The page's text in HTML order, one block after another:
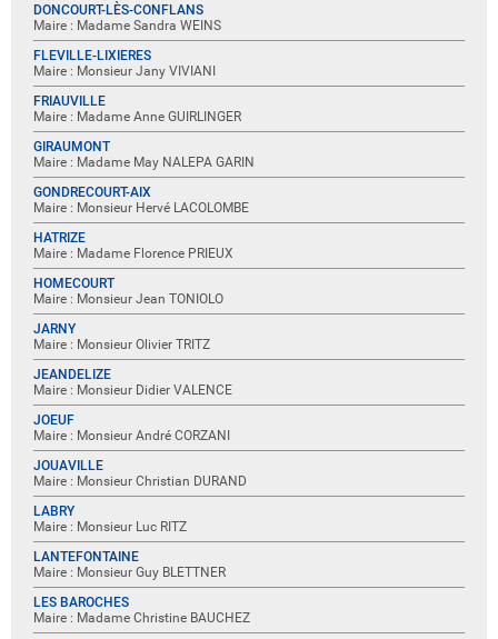
DONCOURT-LÈS-CONFLANS
Maire : Madame Sandra WEINS
FLEVILLE-LIXIERES
Maire : Monsieur Jany VIVIANI
FRIAUVILLE
Maire : Madame Anne GUIRLINGER
GIRAUMONT
Maire : Madame May NALEPA GARIN
GONDRECOURT-AIX
Maire : Monsieur Hervé LACOLOMBE
HATRIZE
Maire : Madame Florence PRIEUX
HOMECOURT
Maire : Monsieur Jean TONIOLO
JARNY
Maire : Monsieur Olivier TRITZ
JEANDELIZE
Maire : Monsieur Didier VALENCE
JOEUF
Maire : Monsieur André CORZANI
JOUAVILLE
Maire : Monsieur Christian DURAND
LABRY
Maire : Monsieur Luc RITZ
LANTEFONTAINE
Maire : Monsieur Guy BLETTNER
LES BAROCHES
Maire : Madame Christine BAUCHEZ